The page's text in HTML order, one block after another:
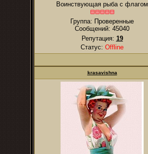
Воинствующая рыба с флагом
Группа: Проверенные
Сообщений: 45040
Репутация: 19
Статус: Offline
krasavishna